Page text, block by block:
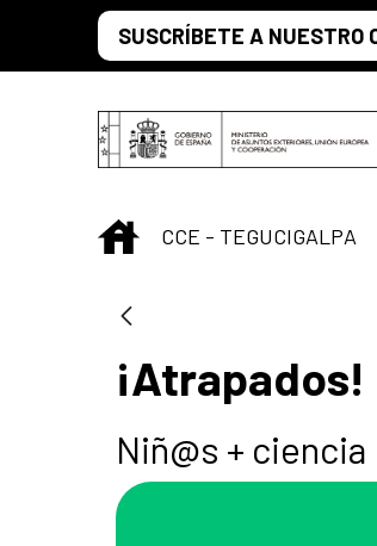
Saltar al contenido principal
SUSCRÍBETE A NUESTRO
INICIO
CCE - TEGUCIGALPA
¡Atrapados!
Niñ@s + ciencia